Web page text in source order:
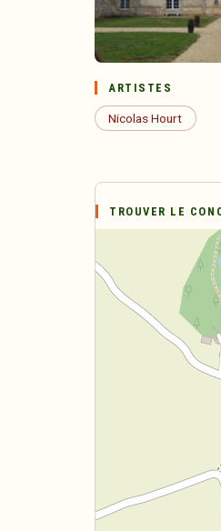
ARTISTES
Nicolas Hourt
TROUVER LE